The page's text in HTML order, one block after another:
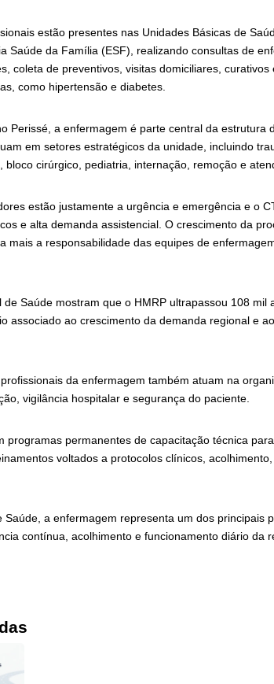
estão presentes nas Unidades Básicas de
Saúde da Família (ESF), realizando consultas de
coleta de preventivos, visitas domiciliares, curativos
como hipertensão e diabetes.
Perissé, a enfermagem é parte central da estrutura
em setores estratégicos da unidade, incluindo
cirúrgico, pediatria, internação, remoção e
estão justamente a urgência e emergência e o
e alta demanda assistencial. O crescimento da
mais a responsabilidade das equipes de
Saúde mostram que o HMRP ultrapassou 108 mil
associado ao crescimento da demanda regional e
da enfermagem também atuam na
vigilância hospitalar e segurança do paciente.
programas permanentes de capacitação técnica
voltados a protocolos clínicos,
Saúde, a enfermagem representa um dos principais
contínua, acolhimento e funcionamento diário da